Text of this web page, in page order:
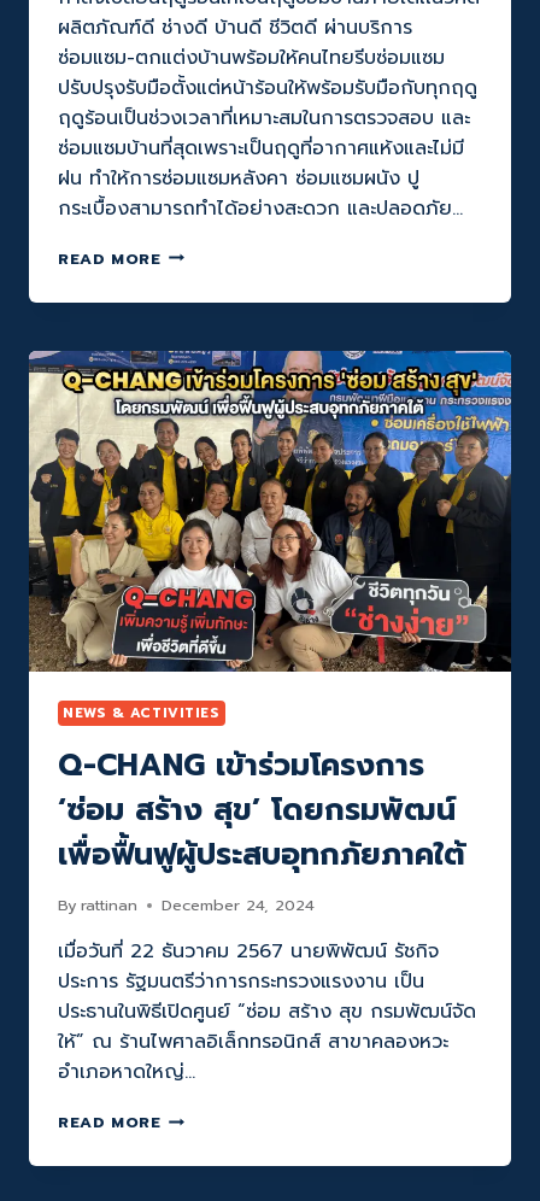
ผลิตภัณฑ์ดี ช่างดี บ้านดี ชีวิตดี ผ่านบริการ
ซ่อมแซม-ตกแต่งบ้านพร้อมให้คนไทยรีบซ่อมแซม
ปรับปรุงรับมือตั้งแต่หน้าร้อนให้พร้อมรับมือกับทุกฤดู
ฤดูร้อนเป็นช่วงเวลาที่เหมาะสมในการตรวจสอบ และ
ซ่อมแซมบ้านที่สุดเพราะเป็นฤดูที่อากาศแห้งและไม่มี
ฝน ทำให้การซ่อมแซมหลังคา ซ่อมแซมผนัง ปู
กระเบื้องสามารถทำได้อย่างสะดวก และปลอดภัย…
READ MOREQ-
X
ผนึก
กำลัง
เปลี่ยน
ฤดู
ร้อน
ให้
เป็น
ฤดู
ซ่อม
บ้าน
พร้อม
ให้
คน
ไทย
ซ่อม
ปรับปรุง
กับ
ฤดู
ภาย
ใต้
ผลิตภัณฑ์
ดี
ช่าง
ดี
บ้าน
ดี
ดี
NEWS & ACTIVITIES
Q-CHANG เข้าร่วมโครงการ
‘ซ่อม สร้าง สุข’ โดยกรมพัฒน์
เพื่อฟื้นฟูผู้ประสบอุทกภัยภาคใต้
By rattinan December 24, 2024
เมื่อวันที่ 22 ธันวาคม 2567 นายพิพัฒน์ รัชกิจ
ประการ รัฐมนตรีว่าการกระทรวงแรงงาน เป็น
ประธานในพิธีเปิดศูนย์ “ซ่อม สร้าง สุข กรมพัฒน์จัด
ให้” ณ ร้านไพศาลอิเล็กทรอนิกส์ สาขาคลองหวะ
อำเภอหาดใหญ่…
READ MOREQ-
เข้า